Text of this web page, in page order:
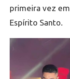
primeira vez
Espírito Santo.